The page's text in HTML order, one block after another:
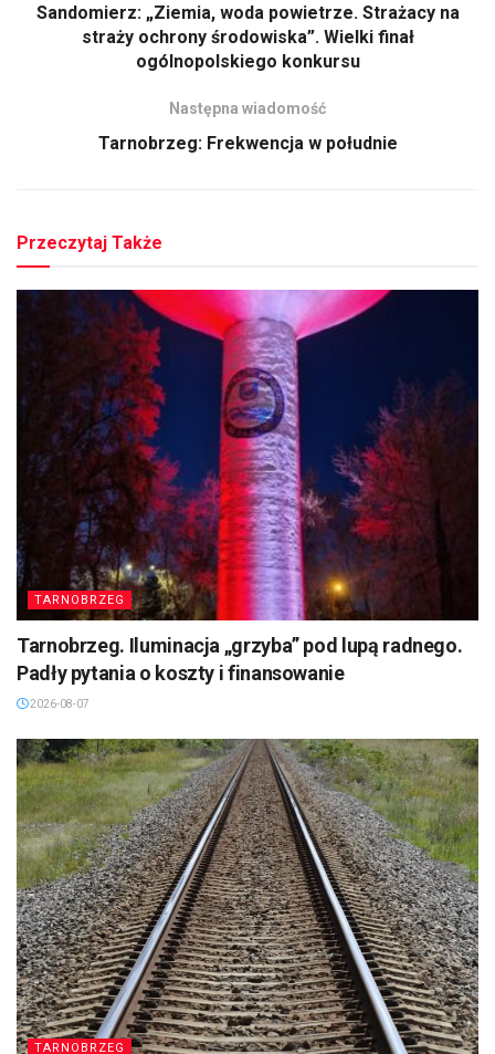
Sandomierz: „Ziemia, woda powietrze. Strażacy na
straży ochrony środowiska”. Wielki finał
ogólnopolskiego konkursu
Następna wiadomość
Tarnobrzeg: Frekwencja w południe
Przeczytaj Także
TARNOBRZEG
Tarnobrzeg. Iluminacja „grzyba” pod lupą radnego.
Padły pytania o koszty i finansowanie
2026-08-07
TARNOBRZEG